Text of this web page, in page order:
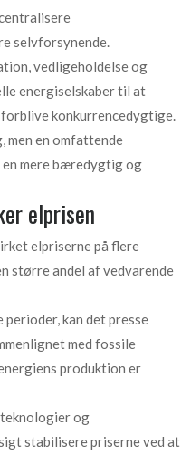
selvforsynende.
vedligeholdelse og
energiselskaber til at
konkurrencedygtige.
men en omfattende
mere bæredygtig og
elprisen
elpriserne på flere
større andel af vedvarende
kan det presse
med fossile
produktion er
og
stabilisere priserne ved at